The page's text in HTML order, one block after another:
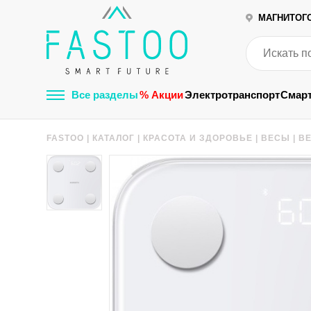
Все разделы% АкцииЭлектротранспорт
FASTOO КАТАЛОГ КРАСОТА И ЗДОРОВЬЕ ВЕСЫ